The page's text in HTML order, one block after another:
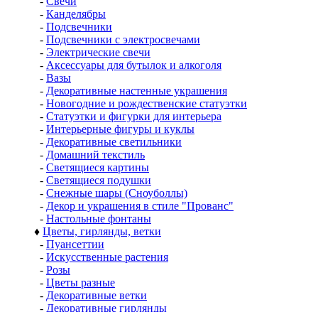
- Канделябры
- Подсвечники
- Подсвечники с электросвечами
- Электрические свечи
- Аксессуары для бутылок и алкоголя
- Вазы
- Декоративные настенные украшения
- Новогодние и рождественские статуэтки
- Статуэтки и фигурки для интерьера
- Интерьерные фигуры и куклы
- Декоративные светильники
- Домашний текстиль
- Светящиеся картины
- Светящиеся подушки
- Снежные шары (Сноуболлы)
- Декор и украшения в стиле "Прованс"
- Настольные фонтаны
♦ Цветы, гирлянды, ветки
- Пуансеттии
- Искусственные растения
- Розы
- Цветы разные
- Декоративные ветки
- Декоративные гирлянды